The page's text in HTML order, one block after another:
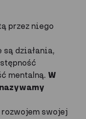
przez niego
są działania,
mentalną. W
swojej